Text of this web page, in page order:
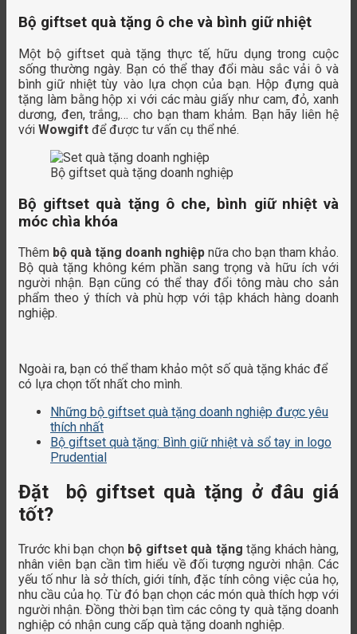
Bộ giftset quà tặng ô che và bình giữ nhiệt
Một bộ giftset quà tặng thực tế, hữu dụng trong cuộc
sống thường ngày. Bạn có thể thay đổi màu sắc vải ô và
bình giữ nhiệt tùy vào lựa chọn của bạn. Hộp đựng quà
tặng làm bằng hộp xi với các màu giấy như cam, đỏ, xanh
dương, đen, trắng,… cho bạn tham khảm. Bạn hãy liên hệ
với Wowgift để được tư vấn cụ thể nhé.
Bộ giftset quà tặng doanh nghiệp
Bộ giftset quà tặng ô che, bình giữ nhiệt và
móc chìa khóa
Thêm bộ quà tặng doanh nghiệp nữa cho bạn tham khảo.
Bộ quà tặng không kém phần sang trọng và hữu ích với
người nhận. Bạn cũng có thể thay đổi tông màu cho sản
phẩm theo ý thích và phù hợp với tập khách hàng doanh
nghiệp.
Ngoài ra, bạn có thể tham khảo một số quà tặng khác để
có lựa chọn tốt nhất cho mình.
Những bộ giftset quà tặng doanh nghiệp được yêu
thích nhất
Bộ giftset quà tặng: Bình giữ nhiệt và sổ tay in logo
Prudential
Đặt bộ giftset quà tặng ở đâu giá
tốt?
Trước khi bạn chọn bộ giftset quà tặng tặng khách hàng,
nhân viên bạn cần tìm hiểu về đối tượng người nhận. Các
yếu tố như là sở thích, giới tính, đặc tính công việc của họ,
nhu cầu của họ. Từ đó bạn chọn các món quà thích hợp với
người nhận. Đồng thời bạn tìm các công ty quà tặng doanh
nghiệp có nhận cung cấp quà tặng doanh nghiệp.